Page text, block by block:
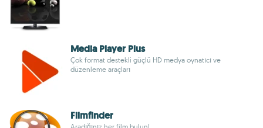
Media Player Plus
Çok format destekli güçlü HD medya oynatıcı ve
düzenleme araçları
Filmfinder